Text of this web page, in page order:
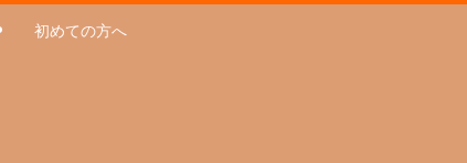
初めての方へ